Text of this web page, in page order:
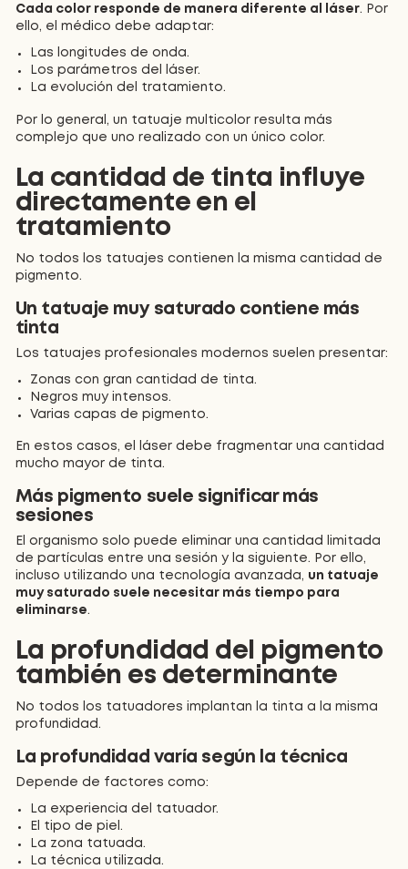
Cada color responde de manera diferente al láser. Por
ello, el médico debe adaptar:
Las longitudes de onda.
Los parámetros del láser.
La evolución del tratamiento.
Por lo general, un tatuaje multicolor resulta más
complejo que uno realizado con un único color.
La cantidad de tinta influye
directamente en el
tratamiento
No todos los tatuajes contienen la misma cantidad de
pigmento.
Un tatuaje muy saturado contiene más
tinta
Los tatuajes profesionales modernos suelen presentar:
Zonas con gran cantidad de tinta.
Negros muy intensos.
Varias capas de pigmento.
En estos casos, el láser debe fragmentar una cantidad
mucho mayor de tinta.
Más pigmento suele significar más
sesiones
El organismo solo puede eliminar una cantidad limitada
de partículas entre una sesión y la siguiente. Por ello,
incluso utilizando una tecnología avanzada, un tatuaje
muy saturado suele necesitar más tiempo para
eliminarse.
La profundidad del pigmento
también es determinante
No todos los tatuadores implantan la tinta a la misma
profundidad.
La profundidad varía según la técnica
Depende de factores como:
La experiencia del tatuador.
El tipo de piel.
La zona tatuada.
La técnica utilizada.